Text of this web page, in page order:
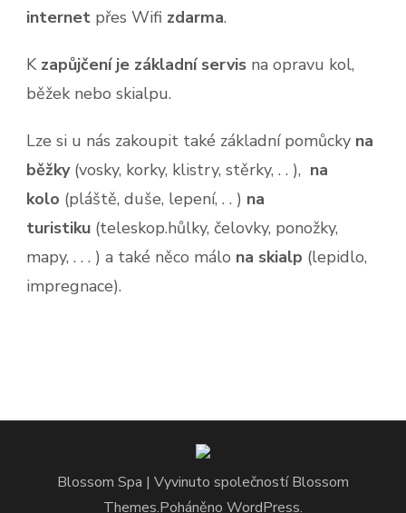
internet přes Wifi zdarma.
K zapůjčení je základní servis na opravu kol,
běžek nebo skialpu.
Lze si u nás zakoupit také základní pomůcky na
běžky (vosky, korky, klistry, stěrky, . . ), na
kolo (pláště, duše, lepení, . . ) na
turistiku (teleskop.hůlky, čelovky, ponožky,
mapy, . . . ) a také něco málo na skialp (lepidlo,
impregnace).
Blossom Spa | Vyvinuto společnostíBlossom
Themes.Poháněno WordPress.